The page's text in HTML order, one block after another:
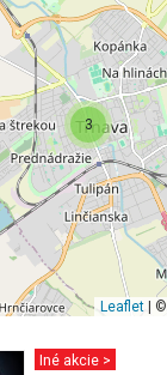
3
Leaflet | ©
Iné akcie >